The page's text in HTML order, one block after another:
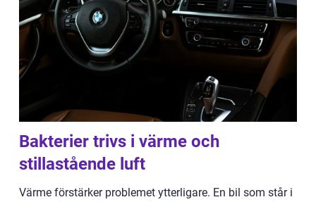
Bakterier trivs i värme och
stillastående luft
Värme förstärker problemet ytterligare. En bil som står i